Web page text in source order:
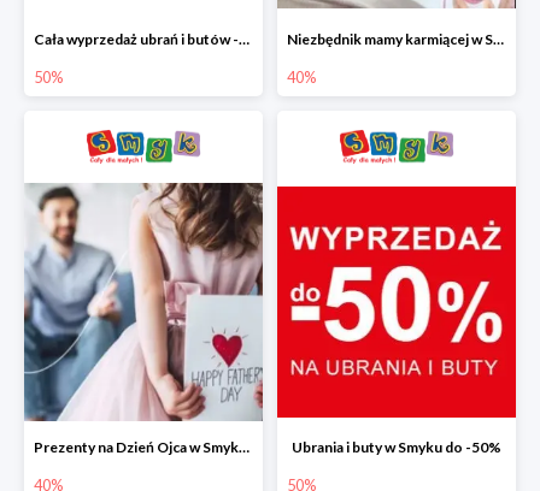
Cała wyprzedaż ubrań i butów -50%
50%
Niezbędnik mamy karmiącej w Smyku do -40%
40%
Prezenty na Dzień Ojca w Smyku do -40%
40%
Ubrania i buty w Smyku do -50%
50%